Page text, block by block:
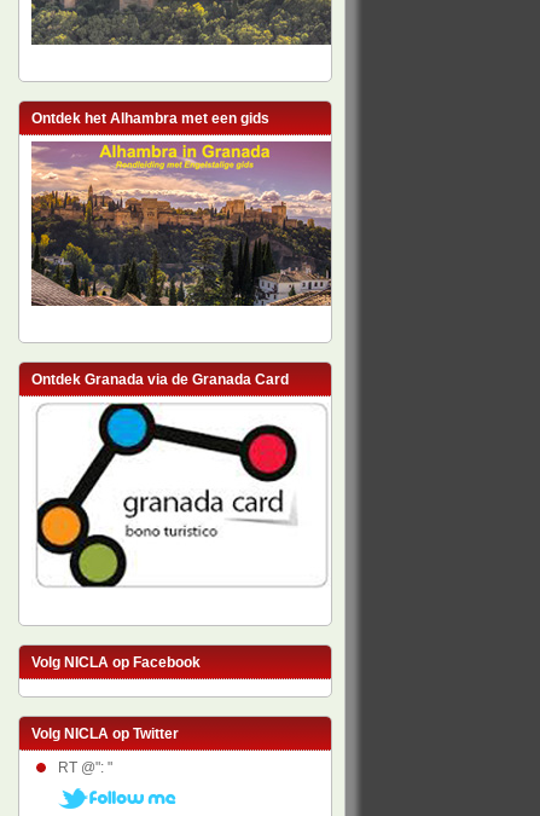
Ontdek het Alhambra met een gids
Ontdek Granada via de Granada Card
Volg NICLA op Facebook
Volg NICLA op Twitter
RT @": "